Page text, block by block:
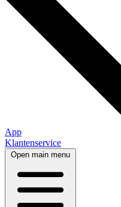
App
Klantenservice
Open main menu